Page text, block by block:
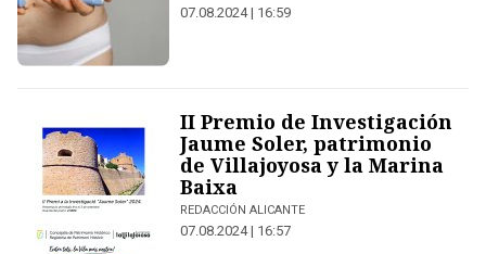
07.08.2024 | 16:59
II Premio de Investigación
Jaume Soler, patrimonio
de Villajoyosa y la Marina
Baixa
REDACCIÓN ALICANTE
07.08.2024 | 16:57